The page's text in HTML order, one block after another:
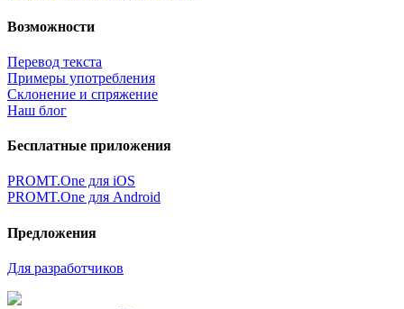
Возможности
Перевод текста
Примеры употребления
Склонение и спряжение
Наш блог
Бесплатные приложения
PROMT.One для iOS
PROMT.One для Android
Предложения
Для разработчиков